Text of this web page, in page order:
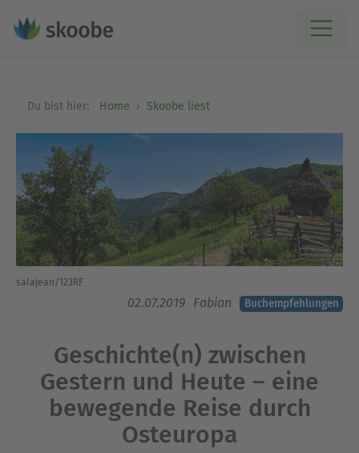
Du bist hier: Home Skoobe liest
salajean/123RF
02.07.2019 Fabian Buchempfehlungen
Geschichte(n) zwischen
Gestern und Heute – eine
bewegende Reise durch
Osteuropa